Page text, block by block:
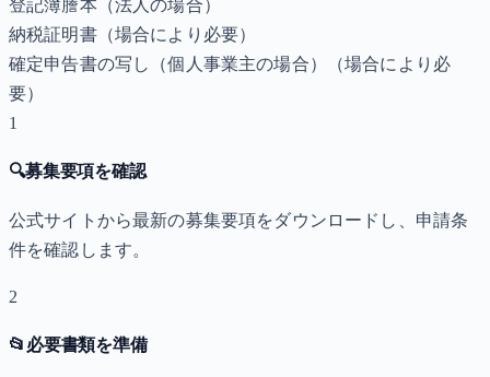
登記簿謄本（法人の場合）
納税証明書（場合により必要）
確定申告書の写し（個人事業主の場合）
（場合により必
要）
1
🔍募集要項を確認
公式サイトから最新の募集要項をダウンロードし、申請条
件を確認します。
2
📂 必要書類を準備